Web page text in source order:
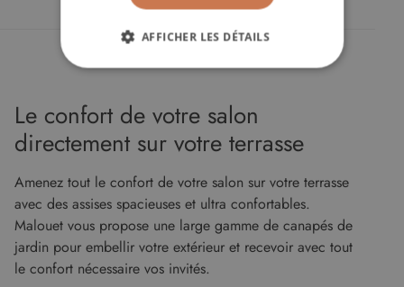
Le confort de votre salon
directement sur votre terrasse
Amenez tout le confort de votre salon sur votre terrasse
avec des assises spacieuses et ultra confortables.
Malouet vous propose une large gamme de canapés de
jardin pour embellir votre extérieur et recevoir avec tout
le confort nécessaire vos invités.
AFFICHER LES DÉTAILS
STRICTEMENT NÉCESSAIRES
PERFORMANCE
NON CLASSIFIÉS